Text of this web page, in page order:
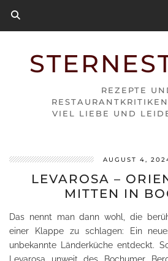
REZEPTE
VIEL LIEBE UND
AUGUST 4,
LEVAROSA –
MITTEN IN
Das nennt man dann wohl, die
einer Klappe zu schlagen: Ein
unbekannte Länderküche entdeckt.